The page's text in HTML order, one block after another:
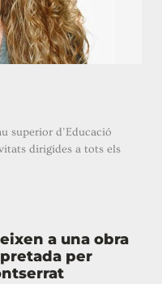
superior d’Educació
dirigides a tots els
a una obra
per